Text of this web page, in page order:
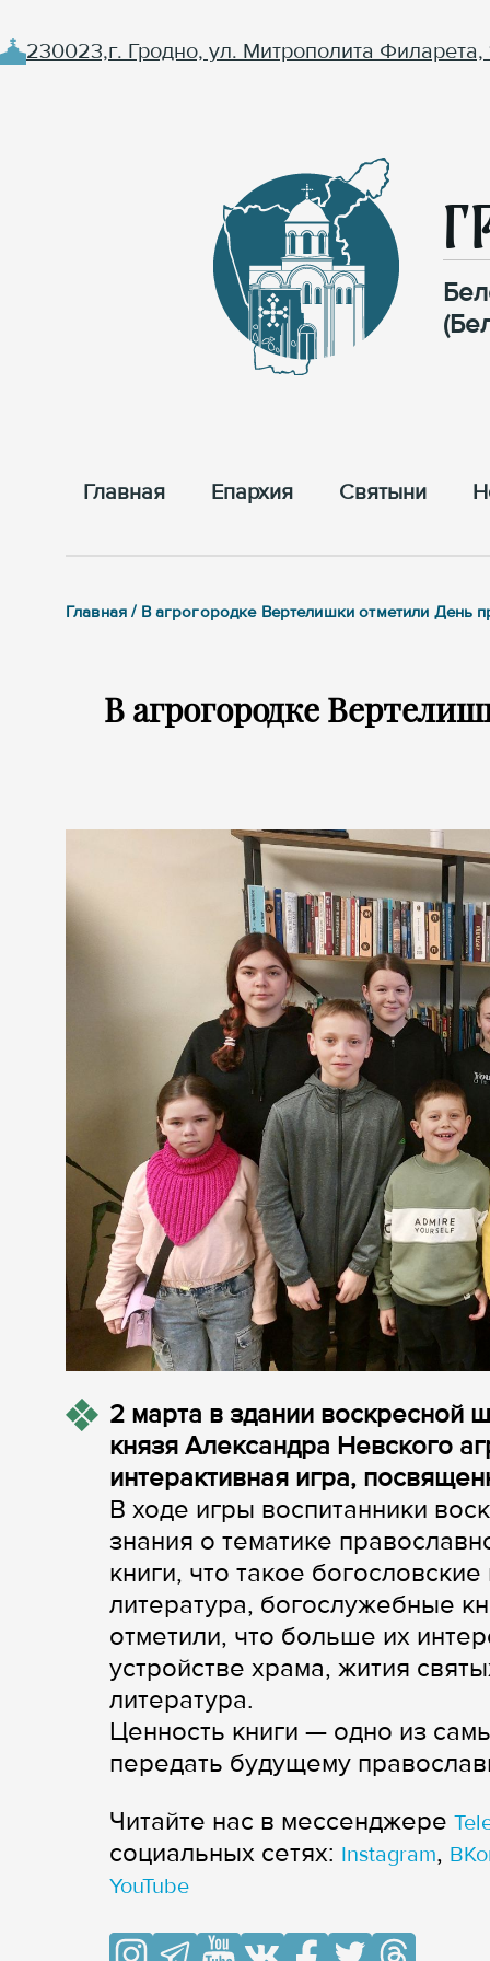
230023,г. Гродно, ул. Митрополита Филарета,
Главная Епархия Cвятыни
Главная / В агрогородке Вертелишки отметили День
В агрогородке
2 марта в здании воскресной
князя Александра Невского
интерактивная игра,
В ходе игры воспитанники
знания о тематике
книги, что такое
литература, богослужебные
отметили, что больше их
устройстве храма, жития
литература.
Ценность книги — одно из
передать будущему
Читайте нас в мессенджере
cоциальных сетях: Instagram,
YouTube